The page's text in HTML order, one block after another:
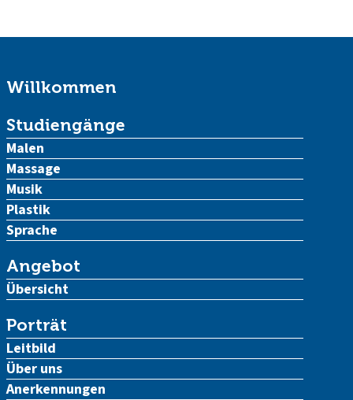
Willkommen
Studiengänge
Malen
Massage
Musik
Plastik
Sprache
Angebot
Übersicht
Porträt
Leitbild
Über uns
Anerkennungen